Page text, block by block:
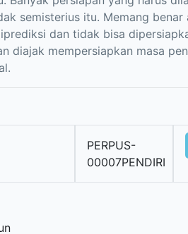
semisterius itu. Memang benar
dan tidak bisa
diajak mempersiapkan masa
PERPUS-
00007PENDIRI